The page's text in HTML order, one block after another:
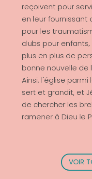
reçoivent pour
en leur fournissant
pour les
clubs pour
plus en plus de
bonne nouvelle de
Ainsi, l'église
sert et grandit, et
de chercher les
ramener à Dieu le
VOIR